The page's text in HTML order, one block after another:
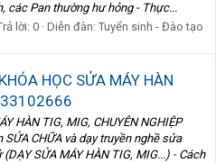
các Pan thường hư hỏng - Thực...
lời: 0 Diễn đàn: Tuyển sinh - Đào tạo
KHÓA HỌC SỬA MÁY HÀN
HÀN TIG, MIG, CHUYÊN NGHIỆP
CHỮA và dạy truyền nghề sửa
SỬA MÁY HÀN TIG, MIG...) - Cách